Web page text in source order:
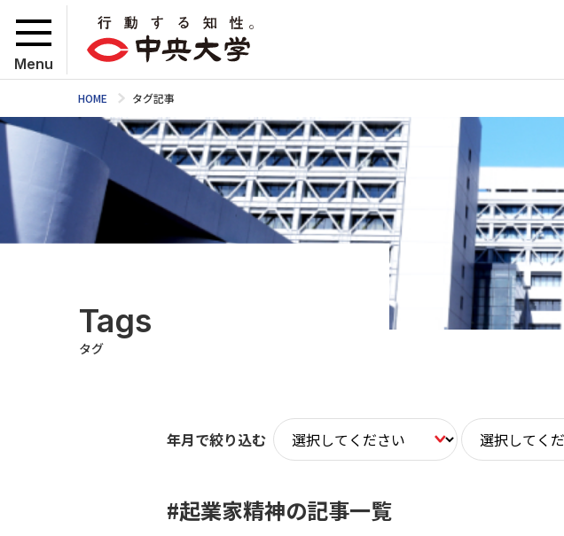
Menu
HOME タグ記事
Tags
タグ
年月で絞り込む
#起業家精神の記事一覧